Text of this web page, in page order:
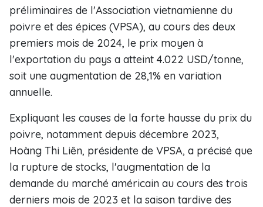
préliminaires de l'Association vietnamienne du
poivre et des épices (VPSA), au cours des deux
premiers mois de 2024, le prix moyen à
l'exportation du pays a atteint 4.022 USD/tonne,
soit une augmentation de 28,1% en variation
annuelle.
Expliquant les causes de la forte hausse du prix du
poivre, notamment depuis décembre 2023,
Hoàng Thi Liên, présidente de VPSA, a précisé que
la rupture de stocks, l'augmentation de la
demande du marché américain au cours des trois
derniers mois de 2023 et la saison tardive des